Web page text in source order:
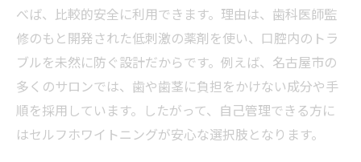
べば、比較的安全に利用できます。理由は、歯科医師監
修のもと開発された低刺激の薬剤を使い、口腔内のトラ
ブルを未然に防ぐ設計だからです。例えば、名古屋市の
多くのサロンでは、歯や歯茎に負担をかけない成分や手
順を採用しています。したがって、自己管理できる方に
はセルフホワイトニングが安心な選択肢となります。